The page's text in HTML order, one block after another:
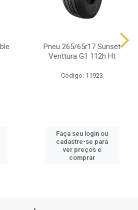
Pneu 265/65r17 Sunset
Venttura G1 112h Ht
Código: 11923
Faça seu login ou
cadastre-se para
ver preços e
comprar